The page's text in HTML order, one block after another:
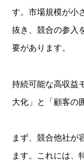
す。市場規模が小
抜き、競合の参入
要があります。
持続可能な高収益
大化」と「顧客の
まず、競合他社が
ます。これには、